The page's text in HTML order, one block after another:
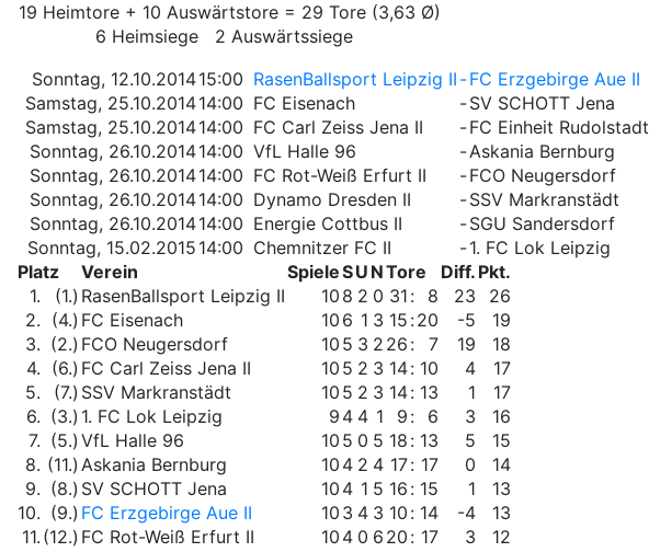
19 Heimtore + 10 Auswärtstore = 29 Tore (3,63 Ø)
6 Heimsiege 2 Auswärtssiege
Sonntag, 12.10.201415:00 RasenBallsport Leipzig II -FC Erzgebirge Aue II
Samstag, 25.10.201414:00 FC Eisenach -SV SCHOTT Jena
Samstag, 25.10.201414:00 FC Carl Zeiss Jena II -FC Einheit Rudolstadt
Sonntag, 26.10.201414:00 VfL Halle 96 -Askania Bernburg
Sonntag, 26.10.201414:00 FC Rot-Weiß Erfurt II -FCO Neugersdorf
Sonntag, 26.10.201414:00 Dynamo Dresden II -SSV Markranstädt
Sonntag, 26.10.201414:00 Energie Cottbus II -SGU Sandersdorf
Sonntag, 15.02.2015 14:00 Chemnitzer FC II -1. FC Lok Leipzig
Platz
Verein SpieleSU NTore Diff. Pkt.
1.
(1.) RasenBallsport Leipzig II 10 8 2 0 31 : 8 23
26
2. (4.) FC Eisenach 10 6 1 3 15 :20 -5
19
3. (2.) FCO Neugersdorf 10 5 3 2 26 : 7 19
18
4. (6.) FC Carl Zeiss Jena II 10 5 2 3 14: 10 4
17
5.
(7.) SSV Markranstädt 10 5 2 3 14: 13 1
17
6. (3.) 1. FC Lok Leipzig 9 4 4 1 9 : 6 3
16
7. (5.) VfL Halle 96 10 5 0 5 18 : 13 5
15
8. (11.) Askania Bernburg 10 4 2 4 17: 17 0
14
9. (8.) SV SCHOTT Jena 10 4 1 5 16 : 15 1
13
10. (9.) FC Erzgebirge Aue II 10 3 4 3 10 : 14 -4
13
11. (12.) FC Rot-Weiß Erfurt II 10 4 0 6 20 : 17 3
12